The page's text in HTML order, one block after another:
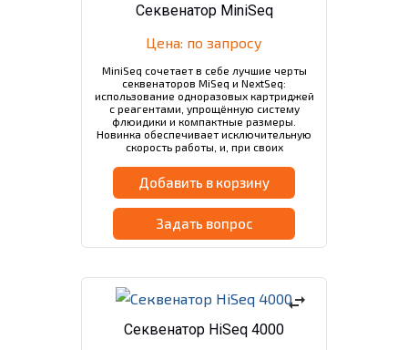
Секвенатор MiniSeq
Цена: по запросу
MiniSeq сочетает в себе лучшие черты
секвенаторов MiSeq и NextSeq:
использование одноразовых картриджей
с реагентами, упрощённую систему
флюидики и компактные размеры.
Новинка обеспечивает исключительную
скорость работы, и, при своих
получить до 7,5 Gb данных и порядка…
Добавить в корзину
Задать вопрос
swap_horiz
Секвенатор HiSeq 4000